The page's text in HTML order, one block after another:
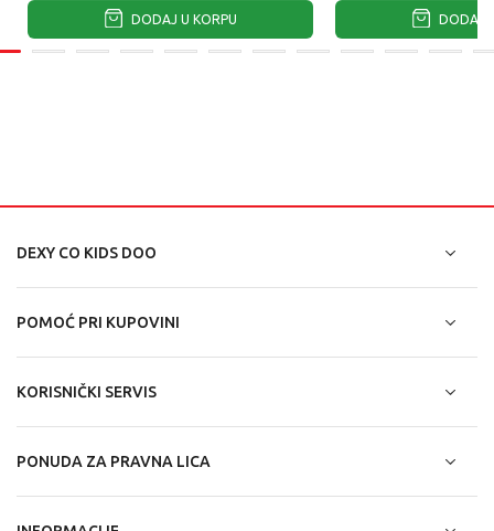
DODAJ U KORPU DODAJ
DEXY CO KIDS DOO
POMOĆ PRI KUPOVINI
KORISNIČKI SERVIS
PONUDA ZA PRAVNA LICA